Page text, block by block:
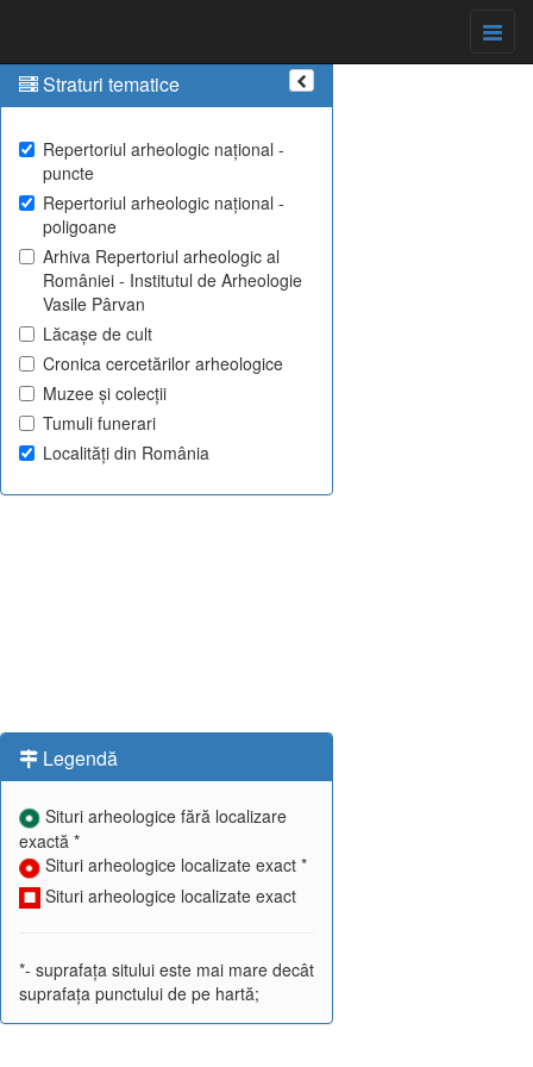
Straturi tematice
Repertoriul arheologic național -
puncte
Repertoriul arheologic național -
poligoane
Arhiva Repertoriul arheologic al
României - Institutul de Arheologie
Vasile Pârvan
Lăcașe de cult
Cronica cercetărilor arheologice
Muzee și colecții
Tumuli funerari
Localități din România
Legendă
Situri arheologice fără localizare
exactă *
Situri arheologice localizate exact *
Situri arheologice localizate exact
*- suprafața sitului este mai mare decât
suprafața punctului de pe hartă;